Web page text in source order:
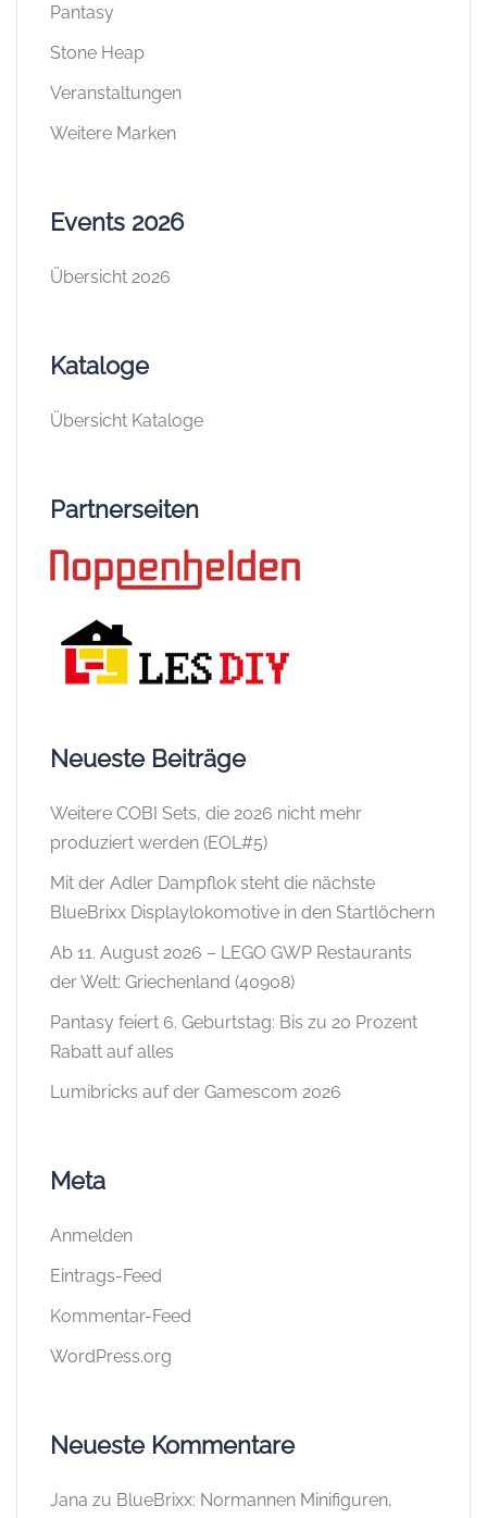
Pantasy
Stone Heap
Veranstaltungen
Weitere Marken
Events 2026
Übersicht 2026
Kataloge
Übersicht Kataloge
Partnerseiten
Neueste Beiträge
Weitere COBI Sets, die 2026 nicht mehr
produziert werden (EOL#5)
Mit der Adler Dampflok steht die nächste
BlueBrixx Displaylokomotive in den Startlöchern
Ab 11. August 2026 – LEGO GWP Restaurants
der Welt: Griechenland (40908)
Pantasy feiert 6. Geburtstag: Bis zu 20 Prozent
Rabatt auf alles
Lumibricks auf der Gamescom 2026
Meta
Anmelden
Eintrags-Feed
Kommentar-Feed
WordPress.org
Neueste Kommentare
Jana zu BlueBrixx: Normannen Minifiguren,